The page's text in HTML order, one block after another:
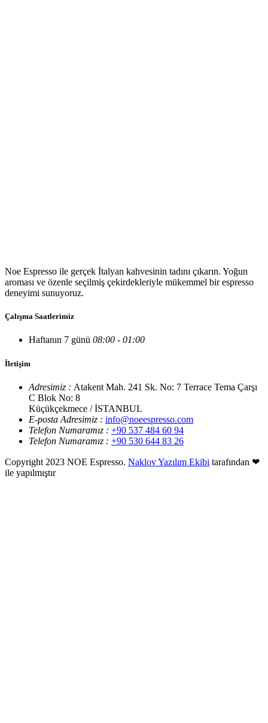
Noe Espresso ile gerçek İtalyan kahvesinin tadını çıkarın. Yoğun
aroması ve özenle seçilmiş çekirdekleriyle mükemmel bir espresso
deneyimi sunuyoruz.
Çalışma Saatlerimiz
Haftanın 7 günü 08:00 - 01:00
İletişim
Adresimiz : Atakent Mah. 241 Sk. No: 7 Terrace Tema Çarşı
C Blok No: 8
Küçükçekmece / İSTANBUL
E-posta Adresimiz : info@noeespresso.com
Telefon Numaramız : +90 537 484 60 94
Telefon Numaramız : +90 530 644 83 26
Copyright 2023 NOE Espresso. Naklov Yazılım Ekibi tarafından ❤
ile yapılmıştır